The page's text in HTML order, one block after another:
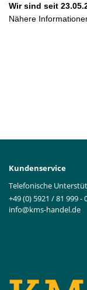
Wir sind seit
Nähere
Kundenservice
Telefonische
+49 (0) 5921 / 81 999 -
info@kms-handel.de